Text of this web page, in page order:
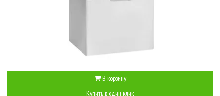
В корзину
Купить в один клик